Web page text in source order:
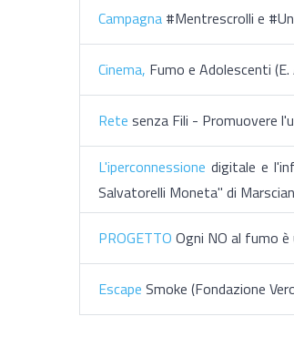
Campagna #Mentrescrolli e
Cinema, Fumo e Adolescenti
Rete senza Fili - Promuovere
L'iperconnessione digitale e
Salvatorelli Moneta" di
PROGETTO Ogni NO al fumo
Escape Smoke (Fondazione